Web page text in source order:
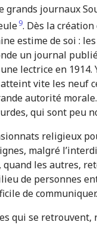
grands journaux
9. Dès la
estime de soi :
un journal
lectrice en
vite les neuf
autorité
qui sont
religieux
malgré
les autres,
de personnes
de communiquer.
qui se